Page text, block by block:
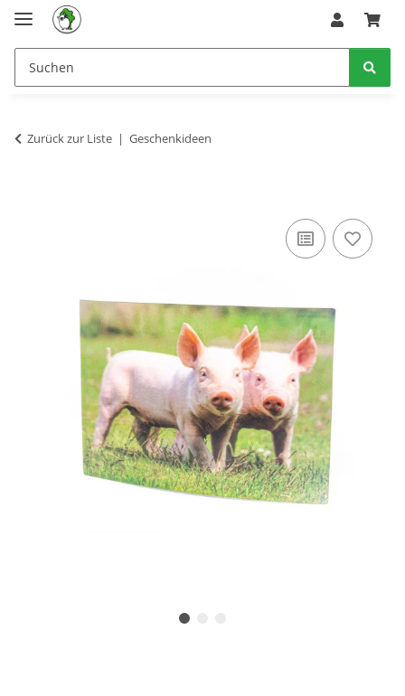
Zurück zur Liste Geschenkideen